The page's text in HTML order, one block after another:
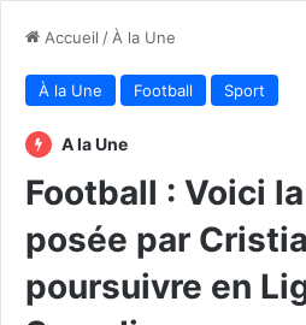
Accueil / À la Une
À la Une Football Sport
A la Une
Football : Voici
posée par
poursuivre en